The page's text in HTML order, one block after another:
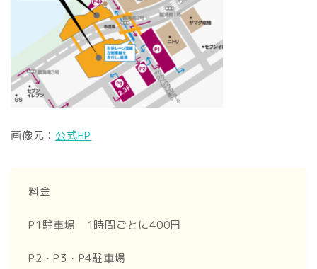
画像元： 公式HP
料金
P1駐車場 1時間ごとに400円
P2・P3・P4駐車場